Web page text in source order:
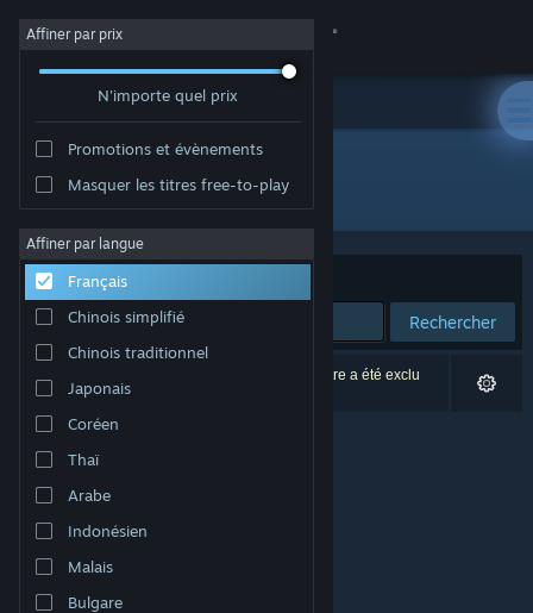
Se connecter
Magasin
À propos
Support
Changer la langue
Télécharger l'application mobile Steam
Voir version ordi. du site
Affiner par prix
N'importe quel prix
Promotions et évènements
Masquer les titres free-to-play
Affiner par langue
Français
Chinois simplifié
Chinois traditionnel
Japonais
Coréen
Thaï
Arabe
Indonésien
Malais
Bulgare
Développement : Tupolev the Ascender
Trier par Pertinence
Rechercher
0 résultats correspondent à votre recherche. 1 titre a été exclu
selon vos préférences.